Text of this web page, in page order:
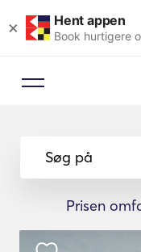
× Hent appen
Book hurtigere
Søg på
Prisen